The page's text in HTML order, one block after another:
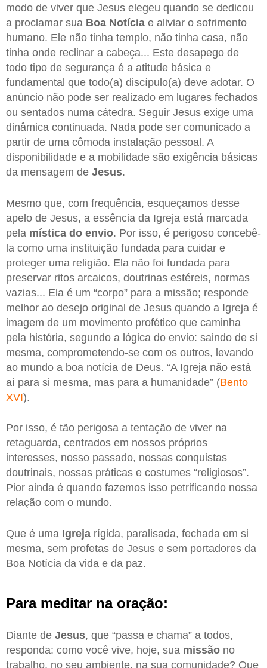
modo de viver que Jesus elegeu quando se dedicou
a proclamar sua Boa Notícia e aliviar o sofrimento
humano. Ele não tinha templo, não tinha casa, não
tinha onde reclinar a cabeça... Este desapego de
todo tipo de segurança é a atitude básica e
fundamental que todo(a) discípulo(a) deve adotar. O
anúncio não pode ser realizado em lugares fechados
ou sentados numa cátedra. Seguir Jesus exige uma
dinâmica continuada. Nada pode ser comunicado a
partir de uma cômoda instalação pessoal. A
disponibilidade e a mobilidade são exigência básicas
da mensagem de Jesus.
Mesmo que, com frequência, esqueçamos desse
apelo de Jesus, a essência da Igreja está marcada
pela mística do envio. Por isso, é perigoso concebê-
la como uma instituição fundada para cuidar e
proteger uma religião. Ela não foi fundada para
preservar ritos arcaicos, doutrinas estéreis, normas
vazias... Ela é um “corpo” para a missão; responde
melhor ao desejo original de Jesus quando a Igreja é
imagem de um movimento profético que caminha
pela história, segundo a lógica do envio: saindo de si
mesma, comprometendo-se com os outros, levando
ao mundo a boa notícia de Deus. “A Igreja não está
aí para si mesma, mas para a humanidade” (Bento
XVI).
Por isso, é tão perigosa a tentação de viver na
retaguarda, centrados em nossos próprios
interesses, nosso passado, nossas conquistas
doutrinais, nossas práticas e costumes “religiosos”.
Pior ainda é quando fazemos isso petrificando nossa
relação com o mundo.
Que é uma Igreja rígida, paralisada, fechada em si
mesma, sem profetas de Jesus e sem portadores da
Boa Notícia da vida e da paz.
Para meditar na oração:
Diante de Jesus, que “passa e chama” a todos,
responda: como você vive, hoje, sua missão no
trabalho, no seu ambiente, na sua comunidade? Que